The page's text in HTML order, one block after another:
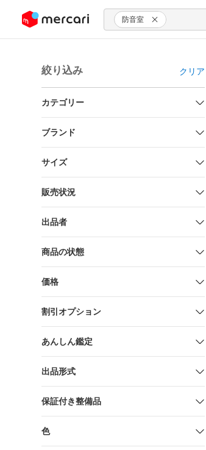
ツにスキップ 防音室
絞り込み クリア
カテゴリー
ブランド
サイズ
販売状況
出品者
商品の状態
価格
割引オプション
あんしん鑑定
出品形式
保証付き整備品
色